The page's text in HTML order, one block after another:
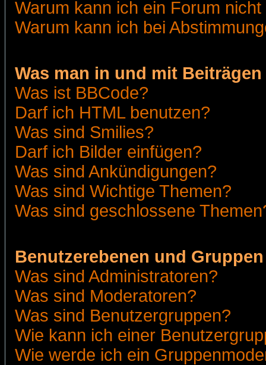
Warum kann ich ein Forum
Warum kann ich bei
Was man in und mit
Was ist BBCode?
Darf ich HTML benutzen?
Was sind Smilies?
Darf ich Bilder einfügen?
Was sind Ankündigungen?
Was sind Wichtige Themen?
Was sind geschlossene
Benutzerebenen und Gruppen
Was sind Administratoren?
Was sind Moderatoren?
Was sind Benutzergruppen?
Wie kann ich einer
Wie werde ich ein